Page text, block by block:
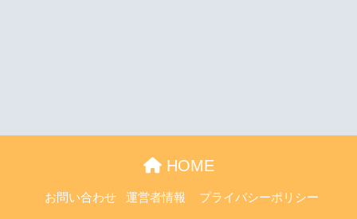
HOME
お問い合わせ 運営者情報 プライバシーポリシー